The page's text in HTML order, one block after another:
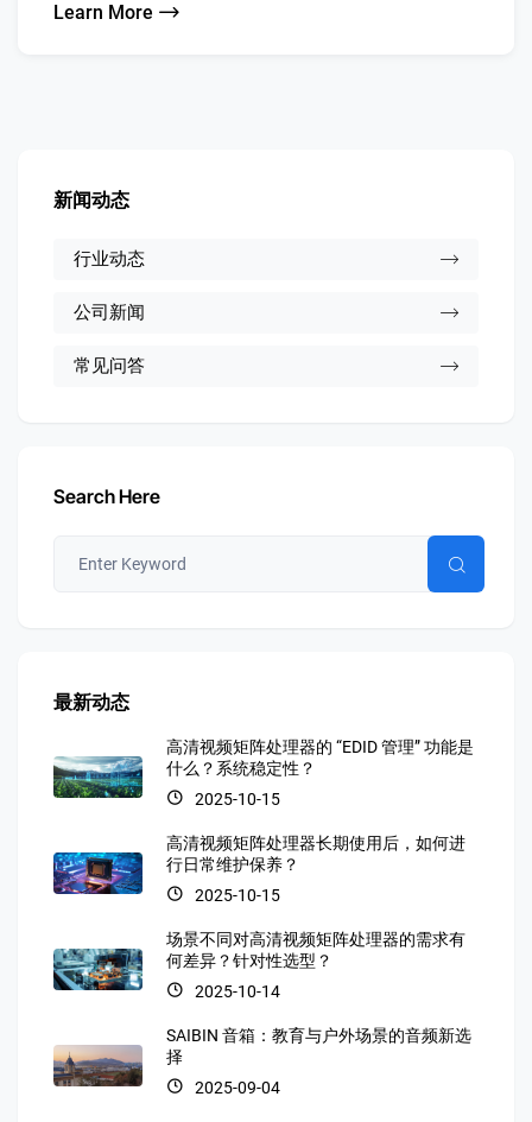
Learn More
新闻动态
行业动态
公司新闻
常见问答
Search Here
最新动态
高清视频矩阵处理器的 “EDID 管理” 功能是
什么？系统稳定性？
2025-10-15
高清视频矩阵处理器长期使用后，如何进
行日常维护保养？
2025-10-15
场景不同对高清视频矩阵处理器的需求有
何差异？针对性选型？
2025-10-14
SAIBIN 音箱：教育与户外场景的音频新选
择
2025-09-04